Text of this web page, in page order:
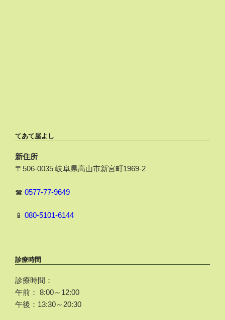
てあて屋よし
新住所
〒506-0035 岐阜県高山市新宮町1969-2
☎ 0577-77-9649
📱 080-5101-6144
診療時間
診療時間：
午前： 8:00～12:00
午後：13:30～20:30